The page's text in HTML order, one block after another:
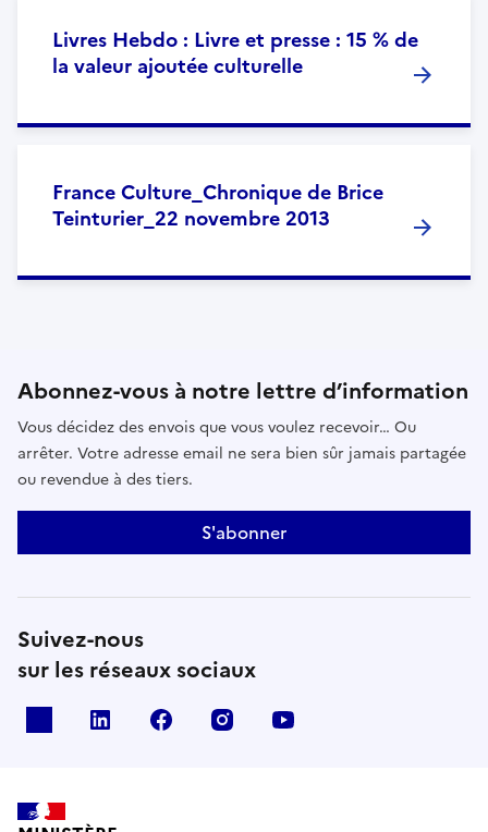
Livres Hebdo : Livre et presse : 15 % de
la valeur ajoutée culturelle
France Culture_Chronique de Brice
Teinturier_22 novembre 2013
Abonnez-vous à notre lettre d’information
Vous décidez des envois que vous voulez recevoir… Ou
arrêter. Votre adresse email ne sera bien sûr jamais partagée
ou revendue à des tiers.
S'abonner
Suivez-nous
sur les réseaux sociaux
linkedin facebook instagram